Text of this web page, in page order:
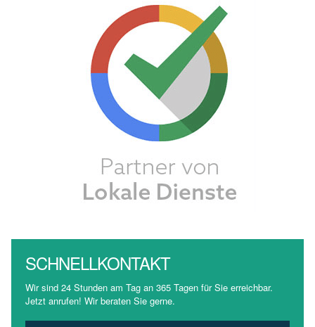
SCHNELLKONTAKT
Wir sind 24 Stunden am Tag an 365 Tagen für Sie erreichbar.
Jetzt anrufen! Wir beraten Sie gerne.